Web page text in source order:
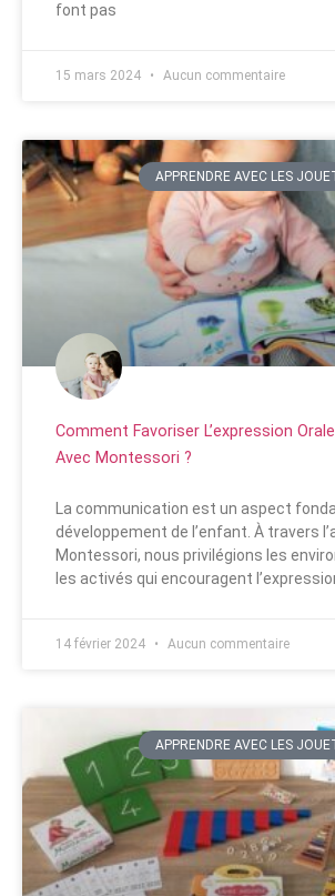
font pas
15 mars 2024 Aucun commentaire
APPRENDRE AVEC LES
Comment Favoriser L’expression
Avec Montessori ?
La communication est un aspect
développement de l’enfant. À travers
Montessori, nous privilégions les
les activés qui encouragent
14 février 2024 Aucun commentaire
APPRENDRE AVEC LES